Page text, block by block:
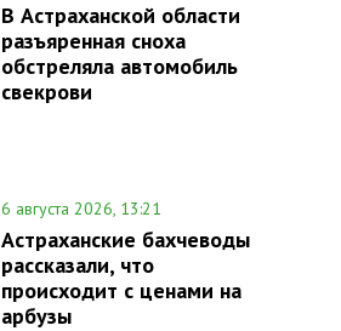
В Астраханской области
разъяренная сноха
обстреляла автомобиль
свекрови
6 августа 2026, 13:21
Астраханские бахчеводы
рассказали, что
происходит с ценами на
арбузы